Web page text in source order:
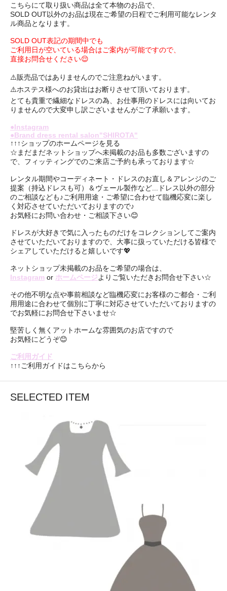
こちらにて取り扱い商品は全て本物のお品で、
SOLD OUT以外のお品は現在ご希望の日程でご利用可能なレンタ
ル商品となります。
SOLD OUT表記の期間中でも
ご利用日が空いている場合はご案内が可能ですので、
直接お問合せください😌
⚠️販売品ではありませんのでご注意ねがいます。
⚠️ホステス様へのお貸出はお断りさせて頂いております。
とても貴重で繊細なドレスの為、お仕事用のドレスには向いてお
りませんので大変申し訳ございませんがご了承願います。
●Instagram
●Brand dress rental salon"SHIROTA"
↑↑↑ショップのホームページを見る
☆まだまだネットショップへ未掲載のお品も多数ございますの
で、フィッティングでのご来店ご予約も承っております☆
レンタル期間やコーディネート・ドレスのお直し＆アレンジのご
提案（持込ドレスも可）＆ヴェール製作など...ドレス以外の部分
のご相談なども♪ご利用用途・ご希望に合わせて臨機応変に楽し
く対応させていただいておりますので♪
お気軽にお問い合わせ・ご相談下さい😊
ドレスが大好きで気に入ったものだけをコレクションしてご案内
させていただいておりますので、大事に扱っていただける皆様で
シェアしていただけると嬉しいです💖
ネットショップ未掲載のお品をご希望の場合は、
Instagram or ホームページよりご覧いただきお問合せ下さい☆
その他不明な点や事前相談など臨機応変にお客様のご都合・ご利
用用途に合わせて個別に丁寧に対応させていただいておりますの
でお気軽にお問合せ下さいませ☆
堅苦しく無くアットホームな雰囲気のお店ですので
お気軽にどうぞ😊
ご利用ガイド
↑↑↑ご利用ガイドはこちらから
SELECTED ITEM